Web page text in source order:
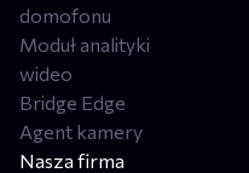
domofonu
Moduł analityki
wideo
Bridge Edge
Agent kamery
Nasza firma